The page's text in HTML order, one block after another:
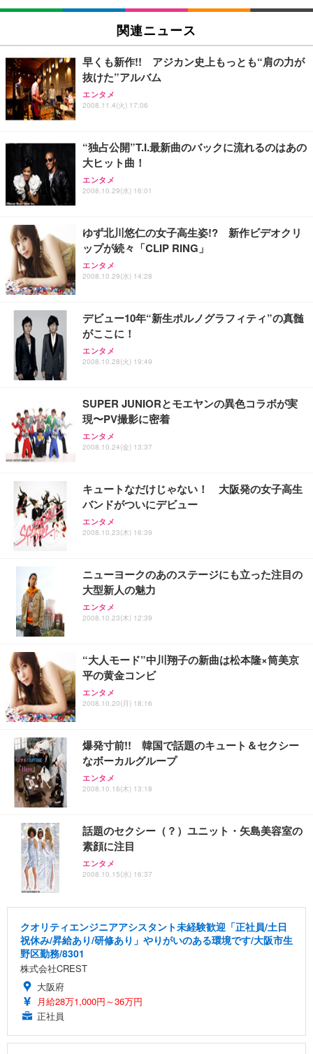
Sezlife オフィスチェア デスクチェア 疲れない テレ
ワーク チェア 強化バックレスト 30度ロッキング機
レスト 3Dヘッドレスト ハンガー付き 高反発クッシ
ョン PCチェア 通気性メッシュ ゲーミング/勉強/事
務用 おしゃれ パソコンチェア (ブラック)
￥7,680
Sezlife オフィスチェア デスクチェア 疲れない テレ
レスト 3Dヘッドレスト ハンガー付き 高反発クッシ
ョン PCチェア 通気性メッシュ ゲーミング/勉強/事
務用 おしゃれ パソコンチェア (ホワイト)
￥7,680
ANDWINT オフィスチェア デスクチェア 肘なし メ
ト 幅52×奥行58.5×高さ84～96cm テレワーク 在宅
勤務 ブラック
￥4,139
【純正品】27"ゲーミングモニター DualSense 充電
フック付き（CFI-ZDM1J）
￥49,979
【整備済み品】Dell E2724HS 27インチ 液晶モニタ
応 ComfortView ビジネス向け
￥15,800
【MiniLED/24.5inch/280Hz/FHD】GRAPHT THE S
像低減 (3年保証 | 輝点保証 | 日本メーカー)
￥34,980
ネオ・ルーライフ ネオ・オムツ L 中型犬用 26枚入
り 単品
￥1,800
Smart Basic(スマートベーシック) 【Amazon.co.jp
￥3,670
アイリスオーヤマ ペットシーツ 超厚型 お徳用 レギ
￥3,731
関連ニュース
早くも新作!! アジカン史上もっとも“肩の力が
抜けた”アルバム
エンタメ
2008.11.4(火) 17:06
“独占公開”T.I.最新曲のバックに流れるのはあの
大ヒット曲！
エンタメ
2008.10.29(水) 16:01
ゆず北川悠仁の女子高生姿!? 新作ビデオクリ
ップが続々「CLIP RING」
エンタメ
2008.10.29(水) 14:28
デビュー10年“新生ポルノグラフィティ”の真髄
がここに！
エンタメ
2008.10.28(火) 19:49
SUPER JUNIORとモエヤンの異色コラボが実
現〜PV撮影に密着
エンタメ
2008.10.24(金) 13:37
キュートなだけじゃない！ 大阪発の女子高生
バンドがついにデビュー
エンタメ
2008.10.23(木) 16:39
ニューヨークのあのステージにも立った注目の
大型新人の魅力
エンタメ
2008.10.23(木) 12:39
“大人モード”中川翔子の新曲は松本隆×筒美京
平の黄金コンビ
エンタメ
2008.10.20(月) 18:16
爆発寸前!! 韓国で話題のキュート＆セクシー
なボーカルグループ
エンタメ
2008.10.16(木) 13:18
話題のセクシー（？）ユニット・矢島美容室の
素顔に注目
エンタメ
2008.10.15(水) 16:37
クオリティエンジニアアシスタント未経験歓迎「正社員/土日
祝休み/昇給あり/研修あり」やりがいのある環境です/大阪市生
野区勤務/8301
株式会社CREST
大阪府
月給28万1,000円～36万円
正社員